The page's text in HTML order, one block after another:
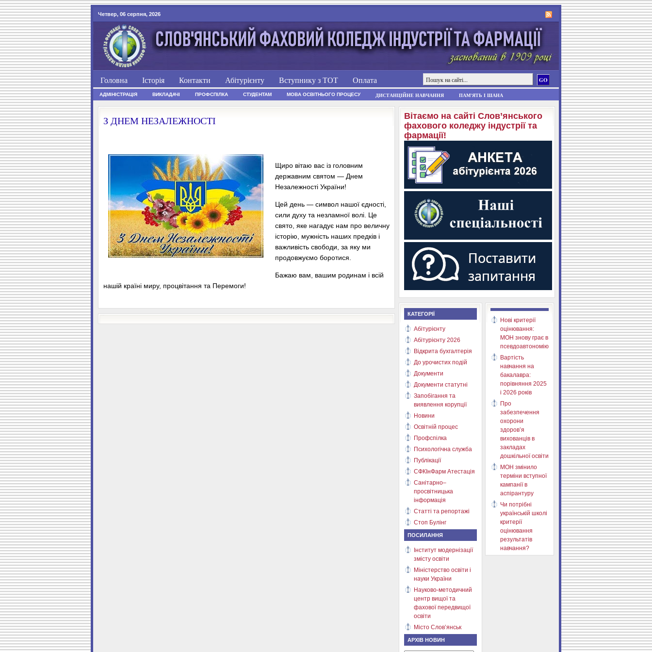
Четвер, 06 серпня, 2026
Головна Історія Контакти Абітурієнту Вступнику з ТОТ Оплата
АДМІНІСТРАЦІЯ ВИКЛАДАЧІ ПРОФСПІЛКА СТУДЕНТАМ МОВА ОСВІТНЬОГО ПРОЦЕСУ ДИСТАНЦІЙНЕ НАВЧАННЯ ПАМ'ЯТЬ І ШАНА
З ДНЕМ НЕЗАЛЕЖНОСТІ
Щиро вітаю вас із головним
державним святом — Днем
Незалежності України!
​Цей день — символ нашої єдності,
сили духу та незламної волі. Це
свято, яке нагадує нам про величну
історію, мужність наших предків і
важливість свободи, за яку ми
продовжуємо боротися.
​Бажаю вам, вашим родинам і всій
нашій країні миру, процвітання та Перемоги!
Вітаємо на сайті Слов’янського
фахового коледжу індустрії та
фармації!
КАТЕГОРІЇ
Абітурієнту
Абітурієнту 2026
Відкрита бухгалтерія
До урочистих подій
Документи
Документи статутні
Запобігання та
виявлення корупції
Новини
Освітній процес
Профспілка
Психологічна служба
Публікації
СФКІнФарм Атестація
Санітарно–
просвітницька
інформація
Статті та репортажі
Стоп Булінг
ПОСИЛАННЯ
Інститут модернізації
змісту освіти
Міністерство освіти і
науки України
Науково-методичний
центр вищої та
фахової передвищої
освіти
Місто Слов’янськ
АРХІВ НОВИН
Нові критерії
оцінювання:
МОН знову грає в
псевдоавтономію
Вартість
навчання на
бакалавра:
порівняння 2025
і 2026 років
Про
забезпечення
охорони
здоров’я
вихованців в
закладах
дошкільної освіти
МОН змінило
терміни вступної
кампанії в
аспірантуру
Чи потрібні
українській школі
критерії
оцінювання
результатів
навчання?